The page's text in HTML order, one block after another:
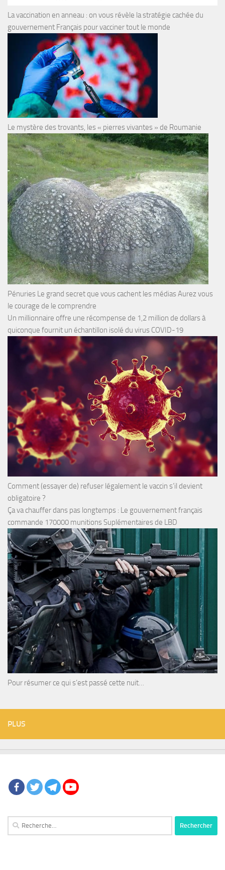
La vaccination en anneau : on vous révèle la stratégie cachée du
gouvernement Français pour vacciner tout le monde
Le mystère des trovants, les « pierres vivantes » de Roumanie
Pénuries Le grand secret que vous cachent les médias Aurez vous
le courage de le comprendre
Un millionnaire offre une récompense de 1,2 million de dollars à
quiconque fournit un échantillon isolé du virus COVID-19
Comment (essayer de) refuser légalement le vaccin s’il devient
obligatoire ?
Ça va chauffer dans pas longtemps : Le gouvernement français
commande 170000 munitions Suplémentaires de LBD
Pour résumer ce qui s’est passé cette nuit…
PLUS
Rechercher :